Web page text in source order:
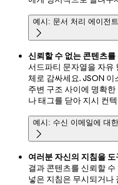
예시: 문서 처리 에이전

신뢰할 수 없는 콘텐츠
서드파티 문자열을 자유
체로 감싸세요. JSON
주변 구조 사이에 명확
나 태그를 닫아 지시 컨
예시: 수신 이메일에 대

여러분 자신의 지침을
결과 콘텐츠를 신뢰할
넣은 지침은 무시되거나